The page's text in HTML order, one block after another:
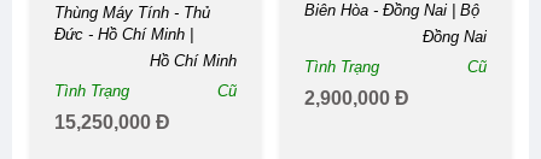
Thùng Máy Tính - Thủ
Đức - Hồ Chí Minh |
B760M I5-13400F 32G
Hồ Chí Minh
Tình Trạng
Cũ
15,250,000 Đ
Biên Hòa - Đồng Nai | Bộ
Máy Tính Panda ...Đồng Nai
Tình Trạng
Cũ
2,900,000 Đ